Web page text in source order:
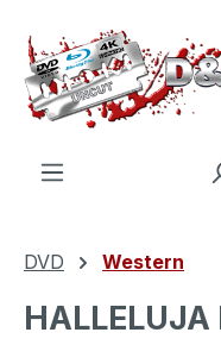
Zum Hauptinhalt
DVD Western
HALLELUJA